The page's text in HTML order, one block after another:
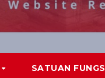
SATUAN